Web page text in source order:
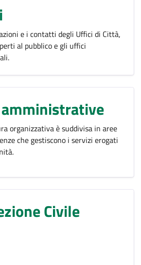
e i contatti degli Uffici di Città,
al pubblico e gli uffici
organizzativa è suddivisa in aree
che gestiscono i servizi erogati
Civile